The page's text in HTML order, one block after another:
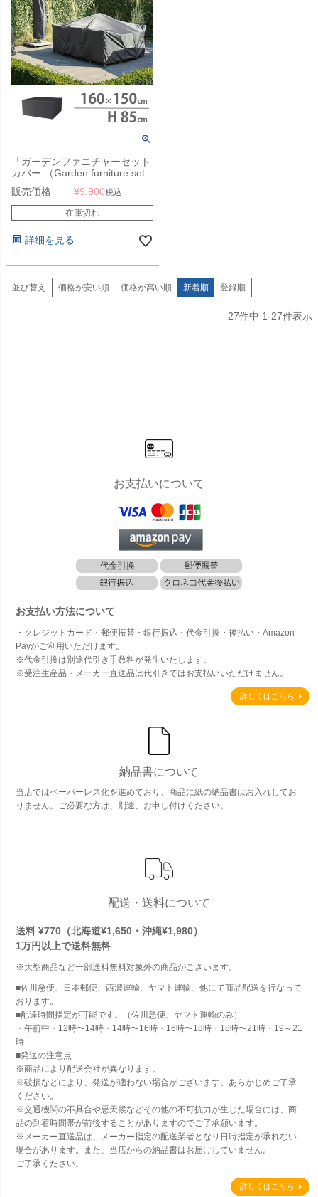
「ガーデンファニチャーセット
カバー （Garden furniture set
cover） エアロカバー
（AeroCover） #7914
160x150x85cm」【沖縄・離島
は送料要見積り】
販売価格 ¥9,900税込
在庫切れ
詳細を見る
並び替え 価格が安い順 価格が高い順 新着順 登録順
27件中 1-27件表示
お支払いについて
お支払い方法について
・クレジットカード・郵便振替・銀行振込・代金引換・後払い・Amazon
Payがご利用いただけます。
※代金引換は別途代引き手数料が発生いたします。
※受注生産品・メーカー直送品は代引きではお支払いいただけません。
詳しくはこちら
納品書について
当店ではペーパーレス化を進めており、商品に紙の納品書はお入れしてお
りません。ご必要な方は、別途、お申し付けください。
配送・送料について
送料 ¥770（北海道¥1,650・沖縄¥1,980）
1万円以上で送料無料
※大型商品など一部送料無料対象外の商品がございます。
■佐川急便、日本郵便、西濃運輸、ヤマト運輸、他にて商品配送を行なって
おります。
■配達時間指定が可能です。（佐川急便、ヤマト運輸のみ）
・午前中・12時〜14時・14時〜16時・16時〜18時・18時〜21時・19～21
時
■発送の注意点
※商品により配送会社が異なります。
※破損などにより、発送が適わない場合がございます。あらかじめご了承
ください。
※交通機関の不具合や悪天候などその他の不可抗力が生じた場合には、商
品の到着時間帯が前後することがありますのでご了承願います。
※メーカー直送品は、メーカー指定の配送業者となり日時指定が承れない
場合があります。また、当店からの納品書はお届けしていません。
ご了承ください。
詳しくはこちら